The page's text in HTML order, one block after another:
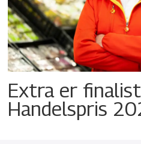
Extra er
Handelspris